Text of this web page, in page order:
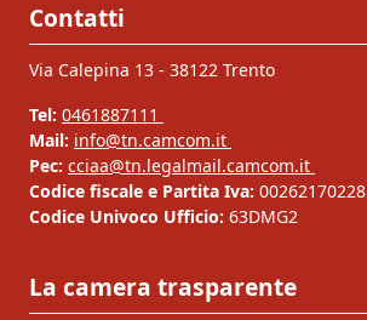
Contatti
Via Calepina 13 - 38122 Trento
Tel: 0461887111
Mail: info@tn.camcom.it
Pec: cciaa@tn.legalmail.camcom.it
Codice fiscale e Partita Iva: 00262170228
Codice Univoco Ufficio: 63DMG2
La camera trasparente